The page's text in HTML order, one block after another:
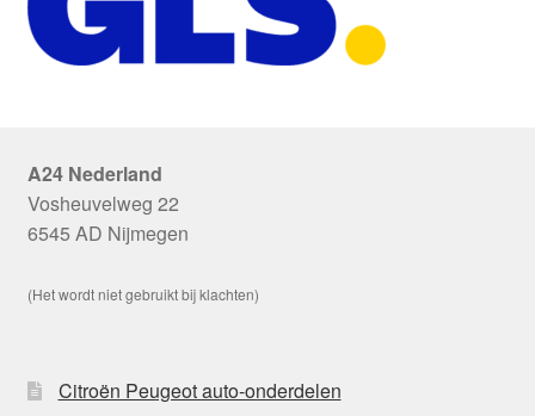
A24 Nederland
Vosheuvelweg 22
6545 AD Nijmegen
(Het wordt niet gebruikt bij klachten)
Citroën Peugeot auto-onderdelen